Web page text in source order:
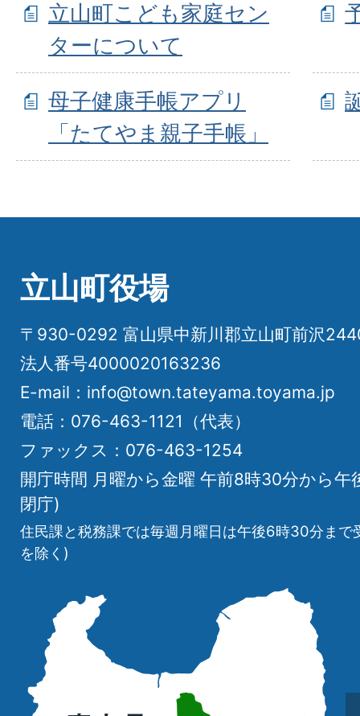
立山町こども家庭セン
ターについて
母子健康手帳アプリ
「たてやま親子手帳」
立山町役場
〒930-0292 富山県中新川郡立山町前沢
法人番号4000020163236
E-mail：info@town.tateyama.toyama.jp
電話：076-463-1121（代表）
ファックス：076-463-1254
開庁時間 月曜から金曜 午前8時30分から午
閉庁)
住民課と税務課では毎週月曜日は午後6時30分まで
を除く)
の
位